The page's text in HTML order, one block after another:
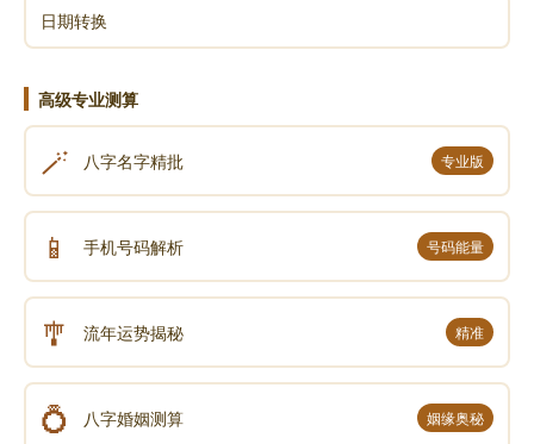
日期转换
高级专业测算
🪄 八字名字精批 专业版
📱 手机号码解析 号码能量
🎐 流年运势揭秘 精准
💍 八字婚姻测算 姻缘奥秘